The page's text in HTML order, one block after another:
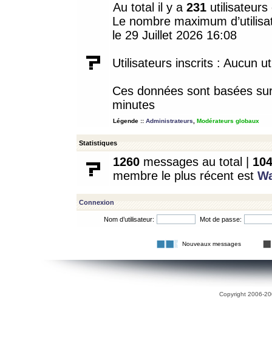
Au total il y a 231
Le nombre maximum
le 29 Juillet 2026 16:08
Utilisateurs inscrits : Aucun
Ces données sont basées
minutes
Légende :: Administrateurs Modérateurs globaux
Statistiques
1260 messages au total | 104
membre le plus récent est
Connexion
Nom d’utilisateur: Mot de passe:
Nouveaux messages
Copyright 2006-